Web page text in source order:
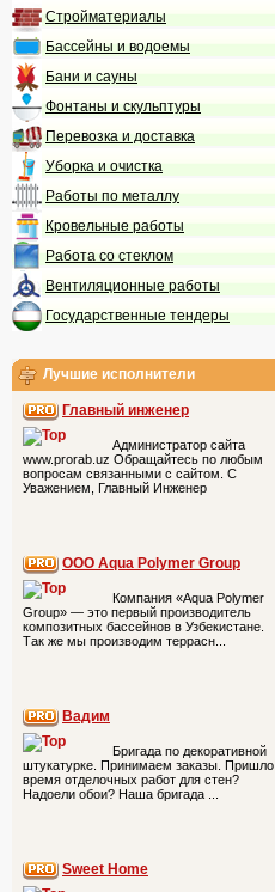
Стройматериалы
Бассейны и водоемы
Бани и сауны
Фонтаны и скульптуры
Перевозка и доставка
Уборка и очистка
Работы по металлу
Кровельные работы
Работа со стеклом
Вентиляционные работы
Государственные тендеры
Лучшие исполнители
Главный инженер
Администратор сайта
www.prorab.uz Обращайтесь по любым
вопросам связанными с сайтом. С
Уважением, Главный Инженер
ООО Aqua Polymer Group
Компания «Aqua Polymer
Group» — это первый производитель
композитных бассейнов в Узбекистане.
Так же мы производим террасн...
Вадим
Бригада по декоративной
штукатурке. Принимаем заказы. Пришло
время отделочных работ для стен?
Надоели обои? Наша бригада ...
Sweet Home